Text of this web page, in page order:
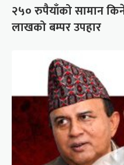
२५० रुपैयाँको सामान
लाखको बम्पर उपहार